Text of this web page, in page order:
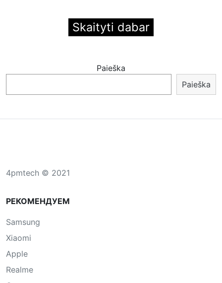
Skaityti dabar
Paieška
Paieška
4pmtech © 2021
РЕКОМЕНДУЕМ
Samsung
Xiaomi
Apple
Realme